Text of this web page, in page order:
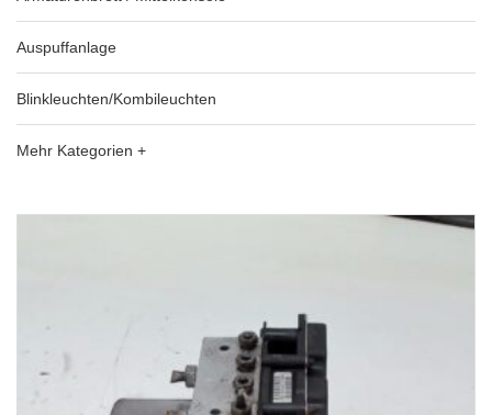
Auspuffanlage
Blinkleuchten/Kombileuchten
Mehr Kategorien +